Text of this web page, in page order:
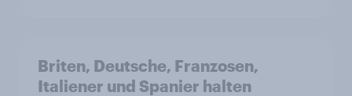
Briten, Deutsche, Franzosen,
Italiener und Spanier halten